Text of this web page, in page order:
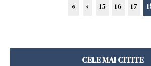
« ‹ 15 16 17
CELE MAI CITITE